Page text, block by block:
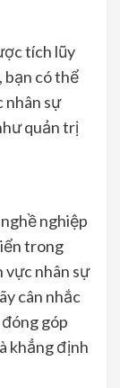
tích lũy
bạn có thể
nhân sự
quản trị
nghiệp
trong
vực nhân sự
cân nhắc
góp
khẳng định